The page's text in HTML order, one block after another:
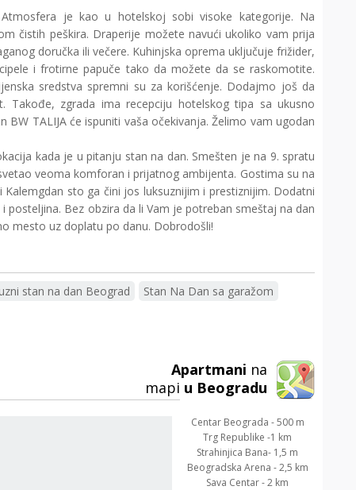
je kao u hotelskoj sobi visoke kategorije. Na
čistih peškira. Draperije možete navući ukoliko vam prija
doručka ili večere. Kuhinjska oprema uključuje frižider,
i frotirne papuče tako da možete da se raskomotite.
sredstva spremni su za korišćenje. Dodajmo još da
zgrada ima recepciju hotelskog tipa sa ukusno
BW TALIJA će ispuniti vaša očekivanja. Želimo vam ugodan
kada je u pitanju stan na dan. Smešten je na 9. spratu
veoma komforan i prijatnog ambijenta. Gostima su na
sto ga čini jos luksuznijim i prestiznijim. Dodatni
Bez obzira da li Vam je potreban smeštaj na dan
mesto uz doplatu po danu. Dobrodošli!
stan na dan Beograd
Stan Na Dan sa garažom
Apartmani na
mapi u Beogradu
Centar Beograda - 500 m
Trg Republike -1 km
Strahinjica Bana- 1,5 m
Beogradska Arena - 2,5 km
Sava Centar - 2 km